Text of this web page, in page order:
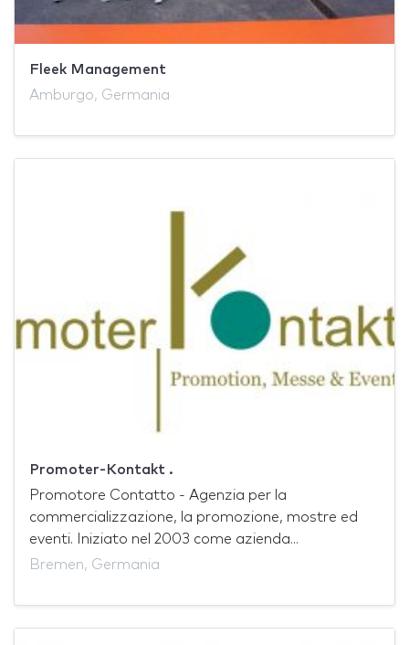
Fleek Management
Amburgo, Germania
Promoter-Kontakt .
Promotore Contatto - Agenzia per la
commercializzazione, la promozione, mostre ed
eventi. Iniziato nel 2003 come azienda...
Bremen, Germania